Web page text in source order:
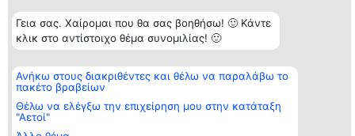
Γεια σας. Χαίρομαι που θα σας βοηθήσω! 🙂 Κάντε
κλικ στο αντίστοιχο θέμα συνομιλίας! 🙂
Ανήκω στους διακριθέντες και θέλω να παραλάβω το
πακέτο βραβείων
Θέλω να ελέγξω την επιχείρηση μου στην κατάταξη
"Αετοί"
Διοργανωτής της
κατάταξης
BEAUTIFUL COMPANY
ΤΗΛ. ΕΠΙΚΟΙΝΩΝΙΑΣ:
2104128019
email:
aetoi@beautifulcompany.co
Κατάταξη
Διακριθέντες
Λίστα όλων
διακριθέντων
Μεθοδολογία
προϋποθέσεις
ΠΟΛΙΤΙΚΗ
Επικοινωνία